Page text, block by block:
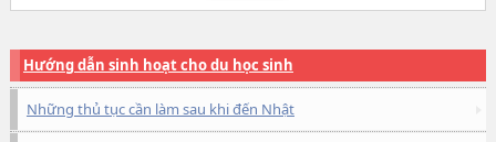
Hướng dẫn sinh hoạt cho du học sinh
Những thủ tục cần làm sau khi đến Nhật